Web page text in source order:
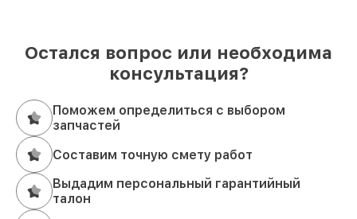
Остался вопрос или необходима
консультация?
Поможем определиться с выбором
запчастей
Составим точную смету работ
Выдадим персональный гарантийный
талон